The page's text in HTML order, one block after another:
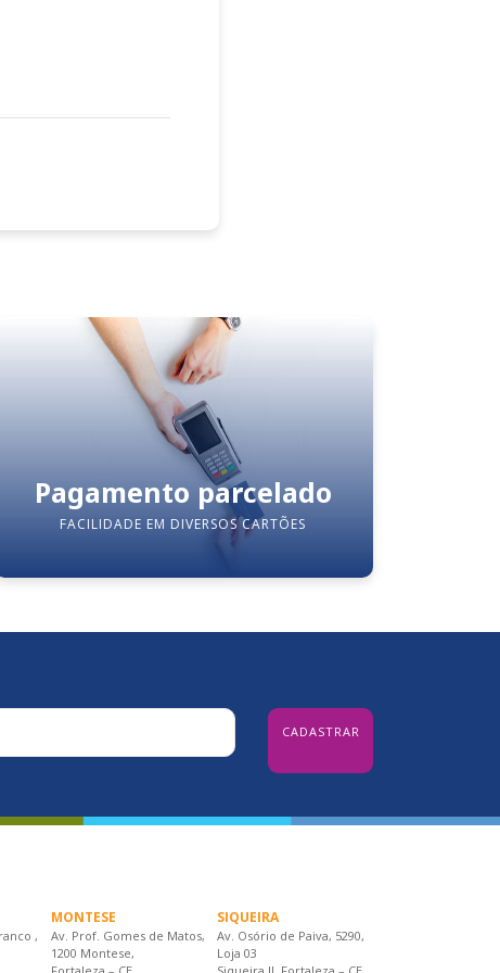
Pagamento parcelado
FACILIDADE EM DIVERSOS CARTÕES
,
MONTESE
Av. Prof. Gomes de Matos,
1200 Montese,
Fortaleza – CE
SIQUEIRA
Av. Osório de Paiva, 5290,
Loja 03
Siqueira II, Fortaleza – CE